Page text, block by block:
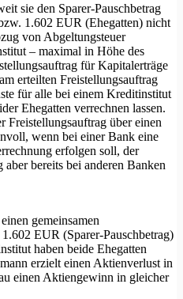
sie den Sparer-Pauschbetrag
1.602 EUR (Ehegatten) nicht
von Abgeltungsteuer
– maximal in Höhe des
für Kapitalerträge
erteilten Freistellungsauftrag
für alle bei einem Kreditinstitut
Ehegatten verrechnen lassen.
Freistellungsauftrag über einen
wenn bei einer Bank eine
erfolgen soll, der
aber bereits bei anderen Banken
gemeinsamen
EUR (Sparer-Pauschbetrag)
haben beide Ehegatten
erzielt einen Aktienverlust in
einen Aktiengewinn in gleicher